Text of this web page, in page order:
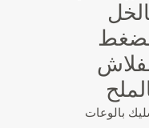
بالوعات